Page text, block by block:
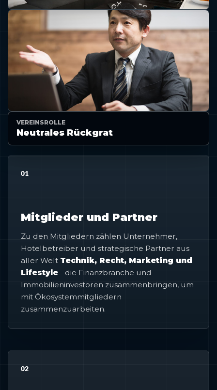
VEREINSROLLE
Neutrales Rückgrat
01
Mitglieder und Partner
Zu den Mitgliedern zählen Unternehmer,
Hotelbetreiber und strategische Partner aus
aller Welt Technik, Recht, Marketing und
Lifestyle - die Finanzbranche und
Immobilieninvestoren zusammenbringen, um
mit Ökosystemmitgliedern
zusammenzuarbeiten.
02